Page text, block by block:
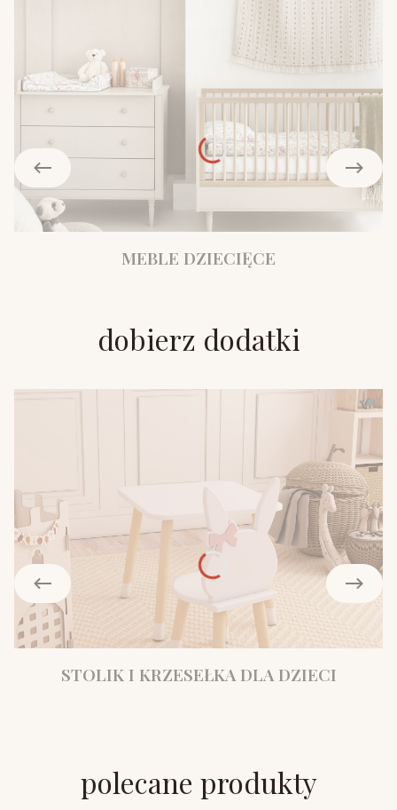
MEBLE DZIECIĘCE
dobierz dodatki
STOLIK I KRZESEŁKA DLA DZIECI
polecane produkty